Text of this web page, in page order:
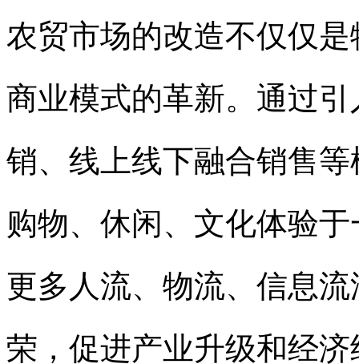
农贸市场的改造不仅仅
商业模式的革新。通过
销、线上线下融合销售
购物、休闲、文化体验
更多人流、物流、信息
荣，促进产业升级和经